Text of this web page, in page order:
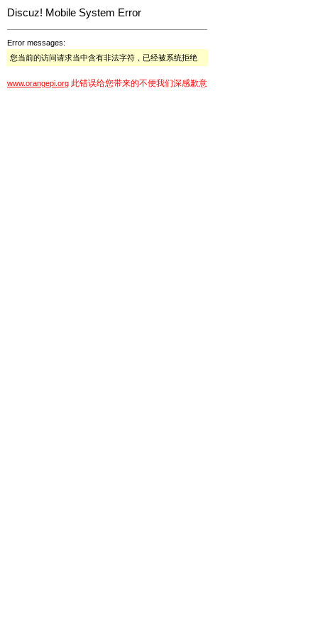
Discuz! Mobile System Error
Error messages:
您当前的访问请求当中含有非法字符，已经被系统拒绝
www.orangepi.org 此错误给您带来的不便我们深感歉意